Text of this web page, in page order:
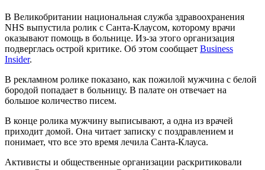
В Великобритании национальная служба здравоохранения
NHS выпустила ролик с Санта-Клаусом, которому врачи
оказывают помощь в больнице. Из-за этого организация
подверглась острой критике. Об этом сообщает Business
Insider.
В рекламном ролике показано, как пожилой мужчина с белой
бородой попадает в больницу. В палате он отвечает на
большое количество писем.
В конце ролика мужчину выписывают, а одна из врачей
приходит домой. Она читает записку с поздравлением и
понимает, что все это время лечила Санта-Клауса.
Активисты и общественные организации раскритиковали